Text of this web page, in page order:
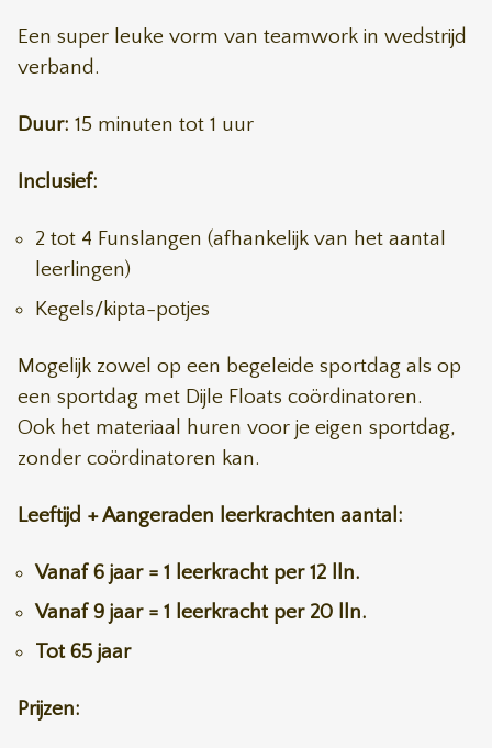
Een super leuke vorm van teamwork in wedstrijd
verband.
Duur: 15 minuten tot 1 uur
Inclusief:
2 tot 4 Funslangen (afhankelijk van het aantal
leerlingen)
Kegels/kipta-potjes
Mogelijk zowel op een begeleide sportdag als op
een sportdag met Dijle Floats coördinatoren.
Ook het materiaal huren voor je eigen sportdag,
zonder coördinatoren kan.
Leeftijd + Aangeraden leerkrachten aantal:
Vanaf 6 jaar = 1 leerkracht per 12 lln.
Vanaf 9 jaar = 1 leerkracht per 20 lln.
Tot 65 jaar
Prijzen: